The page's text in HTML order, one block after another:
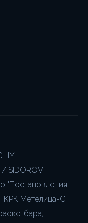
/ SIDOROV
"Постановления
КРК Метелица-С
бара,